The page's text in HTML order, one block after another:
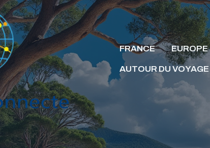
FRANCE
EUROPE
AUTOUR DU VOYAGE